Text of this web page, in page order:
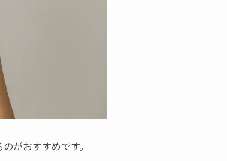
がおすすめです。